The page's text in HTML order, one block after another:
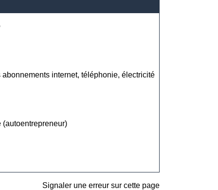
internet, téléphonie, électricité
Signaler une erreur sur cette page